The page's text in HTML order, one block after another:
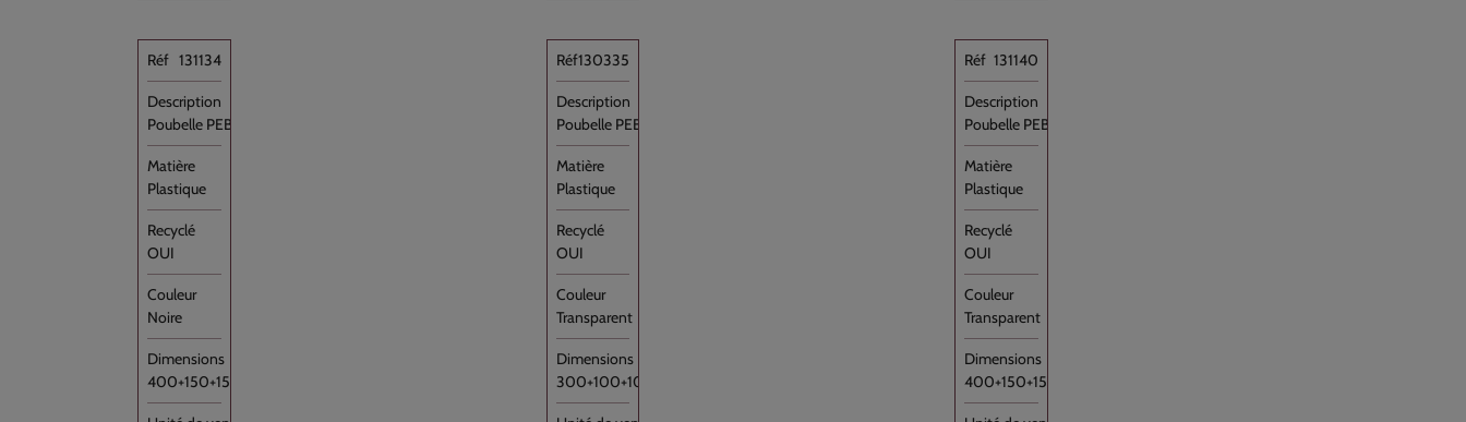
131134
Poubelle PEBD Noir 110L /R Rouleau //200
Plastique
OUI
Noire
400+150+150x1070
130335
Poubelle PEBD Transparent 30L Rouleau [...]
Plastique
OUI
Transparent
300+100+100x700
131140
Poubelle PEBD Transparent 110L Rouleau //200
Plastique
OUI
Transparent
400+150+150x1070